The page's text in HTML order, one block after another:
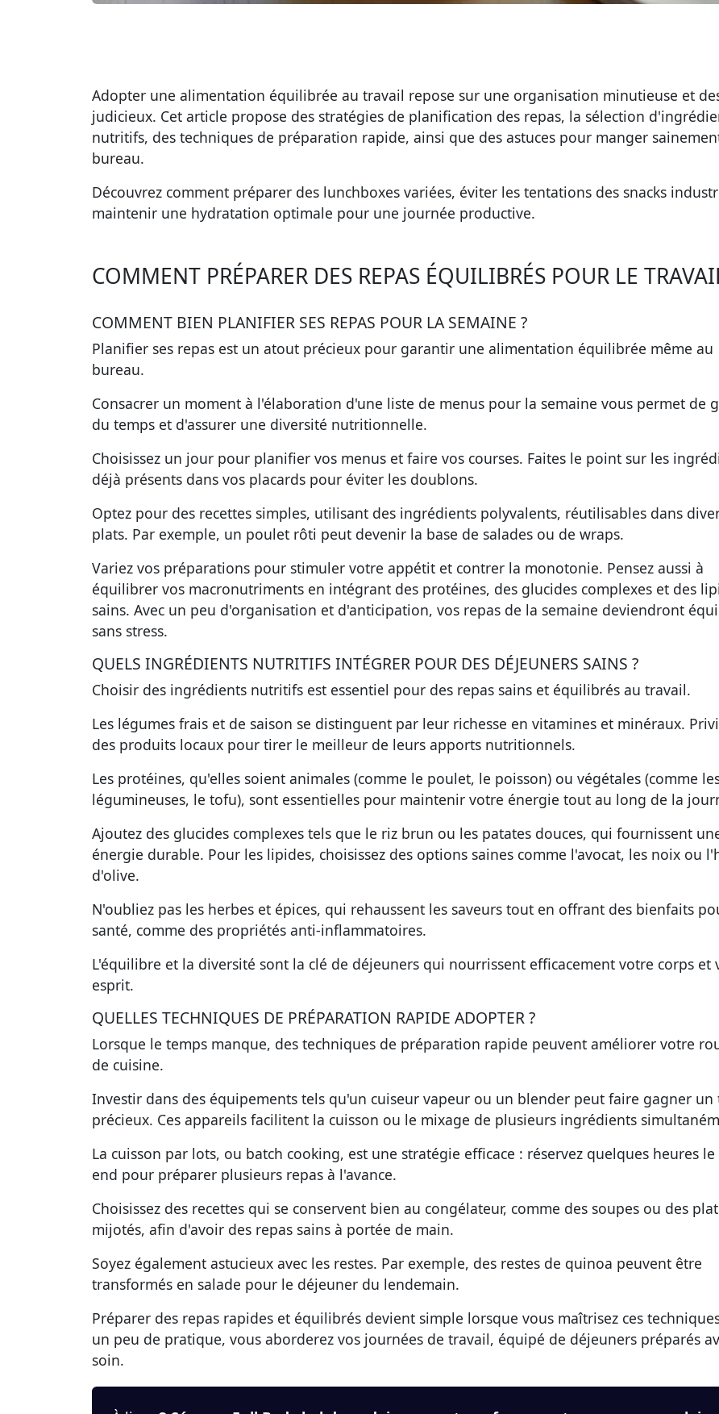
Adopter une alimentation équilibrée au travail repose sur une organisation minutieuse et
judicieux. Cet article propose des stratégies de planification des repas, la sélection
nutritifs, des techniques de préparation rapide, ainsi que des astuces pour manger
bureau.
Découvrez comment préparer des lunchboxes variées, éviter les tentations des snacks
maintenir une hydratation optimale pour une journée productive.
COMMENT PRÉPARER DES REPAS ÉQUILIBRÉS POUR LE
COMMENT BIEN PLANIFIER SES REPAS POUR LA SEMAINE ?
Planifier ses repas est un atout précieux pour garantir une alimentation équilibrée même au
bureau.
Consacrer un moment à l'élaboration d'une liste de menus pour la semaine vous permet de
du temps et d'assurer une diversité nutritionnelle.
Choisissez un jour pour planifier vos menus et faire vos courses. Faites le point sur les
déjà présents dans vos placards pour éviter les doublons.
Optez pour des recettes simples, utilisant des ingrédients polyvalents, réutilisables dans
plats. Par exemple, un poulet rôti peut devenir la base de salades ou de wraps.
Variez vos préparations pour stimuler votre appétit et contrer la monotonie. Pensez aussi à
équilibrer vos macronutriments en intégrant des protéines, des glucides complexes et des
sains. Avec un peu d'organisation et d'anticipation, vos repas de la semaine deviendront
sans stress.
QUELS INGRÉDIENTS NUTRITIFS INTÉGRER POUR DES DÉJEUNERS SAINS ?
Choisir des ingrédients nutritifs est essentiel pour des repas sains et équilibrés au travail.
Les légumes frais et de saison se distinguent par leur richesse en vitamines et minéraux.
des produits locaux pour tirer le meilleur de leurs apports nutritionnels.
Les protéines, qu'elles soient animales (comme le poulet, le poisson) ou végétales (comme
légumineuses, le tofu), sont essentielles pour maintenir votre énergie tout au long de la
Ajoutez des glucides complexes tels que le riz brun ou les patates douces, qui fournissent
énergie durable. Pour les lipides, choisissez des options saines comme l'avocat, les noix ou
d'olive.
N'oubliez pas les herbes et épices, qui rehaussent les saveurs tout en offrant des bienfaits
santé, comme des propriétés anti-inflammatoires.
L'équilibre et la diversité sont la clé de déjeuners qui nourrissent efficacement votre corps et
esprit.
QUELLES TECHNIQUES DE PRÉPARATION RAPIDE ADOPTER ?
Lorsque le temps manque, des techniques de préparation rapide peuvent améliorer votre
de cuisine.
Investir dans des équipements tels qu'un cuiseur vapeur ou un blender peut faire gagner un
précieux. Ces appareils facilitent la cuisson ou le mixage de plusieurs ingrédients
La cuisson par lots, ou batch cooking, est une stratégie efficace : réservez quelques heures le
end pour préparer plusieurs repas à l'avance.
Choisissez des recettes qui se conservent bien au congélateur, comme des soupes ou des
mijotés, afin d'avoir des repas sains à portée de main.
Soyez également astucieux avec les restes. Par exemple, des restes de quinoa peuvent être
transformés en salade pour le déjeuner du lendemain.
Préparer des repas rapides et équilibrés devient simple lorsque vous maîtrisez ces
un peu de pratique, vous aborderez vos journées de travail, équipé de déjeuners préparés
soin.